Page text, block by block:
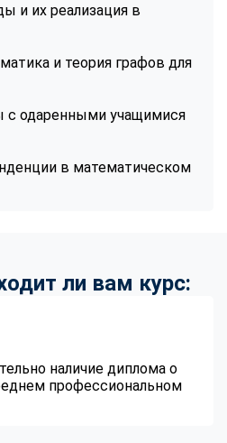
и их реализация в
и теория графов для
с одаренными учащимися
в математическом
ли вам курс:
наличие диплома о
профессиональном